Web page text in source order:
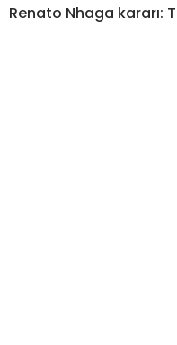
Renato Nhaga kararı: